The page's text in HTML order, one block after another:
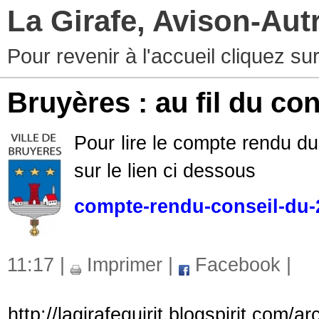
La Girafe, Avison-
Pour revenir à l'accueil cliquez
Bruyères : au fil du
Pour lire le compte rendu
sur le lien ci dessous
compte-rendu-conseil-
11:17 | Imprimer Facebook
http://lagirafequirit.blogspirit.com/